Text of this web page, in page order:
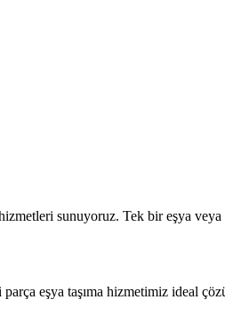
sunuyoruz. Tek bir eşya
eşya taşıma hizmetimiz ideal